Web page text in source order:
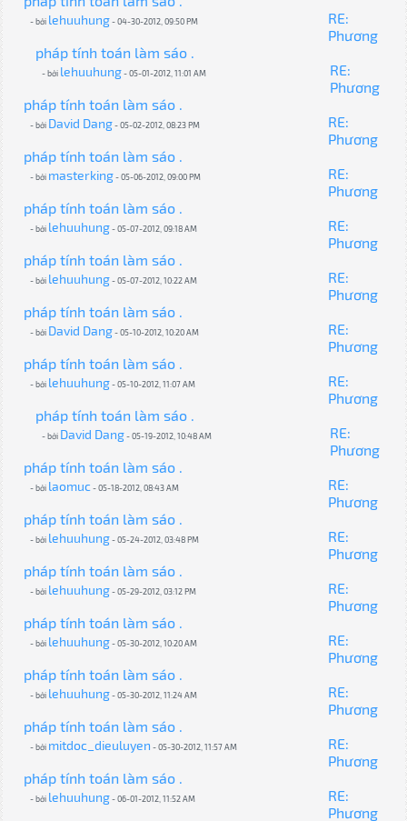
- bởi lehuuhung- 04-30-2012, 09:50 PM
RE:
Phương
pháp tính toán làm sáo .
- bởi lehuuhung- 05-01-2012, 11:01 AM
RE:
Phương
pháp tính toán làm sáo .
- bởi David Dang- 05-02-2012, 08:23 PM
RE:
Phương
pháp tính toán làm sáo .
- bởi masterking- 05-06-2012, 09:00 PM
RE:
Phương
pháp tính toán làm sáo .
- bởi lehuuhung- 05-07-2012, 09:18 AM
RE:
Phương
pháp tính toán làm sáo .
- bởi lehuuhung- 05-07-2012, 10:22 AM
RE:
Phương
pháp tính toán làm sáo .
- bởi David Dang- 05-10-2012, 10:20 AM
RE:
Phương
pháp tính toán làm sáo .
- bởi lehuuhung- 05-10-2012, 11:07 AM
RE:
Phương
pháp tính toán làm sáo .
- bởi David Dang- 05-19-2012, 10:48 AM
RE:
Phương
pháp tính toán làm sáo .
- bởi laomuc- 05-18-2012, 08:43 AM
RE:
Phương
pháp tính toán làm sáo .
- bởi lehuuhung- 05-24-2012, 03:48 PM
RE:
Phương
pháp tính toán làm sáo .
- bởi lehuuhung- 05-29-2012, 03:12 PM
RE:
Phương
pháp tính toán làm sáo .
- bởi lehuuhung- 05-30-2012, 10:20 AM
RE:
Phương
pháp tính toán làm sáo .
- bởi lehuuhung- 05-30-2012, 11:24 AM
RE:
Phương
pháp tính toán làm sáo .
- bởi mitdoc_dieuluyen - 05-30-2012, 11:57 AM
RE:
Phương
pháp tính toán làm sáo .
- bởi lehuuhung- 06-01-2012, 11:52 AM
RE:
Phương